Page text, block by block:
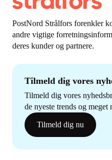
PostNord Strålfors forenkler
andre vigtige
deres kunder og partnere.
Tilmeld dig vores
Tilmeld dig vores
de nyeste trends og meget
Tilmeld dig nu